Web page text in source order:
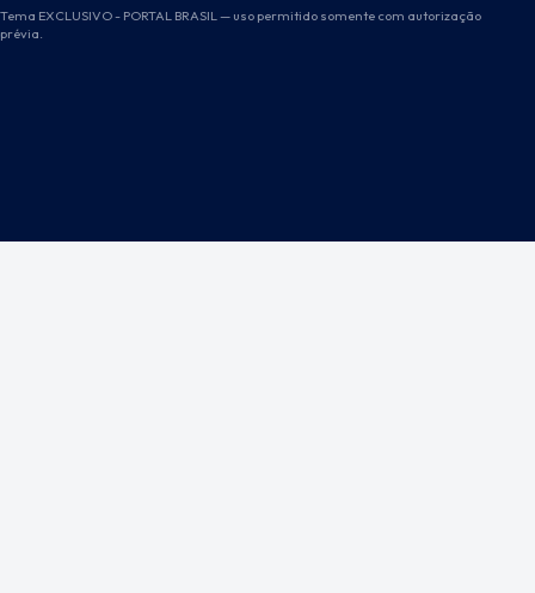
Tema EXCLUSIVO - PORTAL BRASIL — uso permitido somente com autorização
prévia.